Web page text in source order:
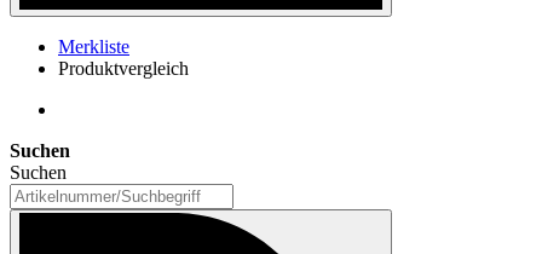
Merkliste
Produktvergleich
Suchen
Suchen